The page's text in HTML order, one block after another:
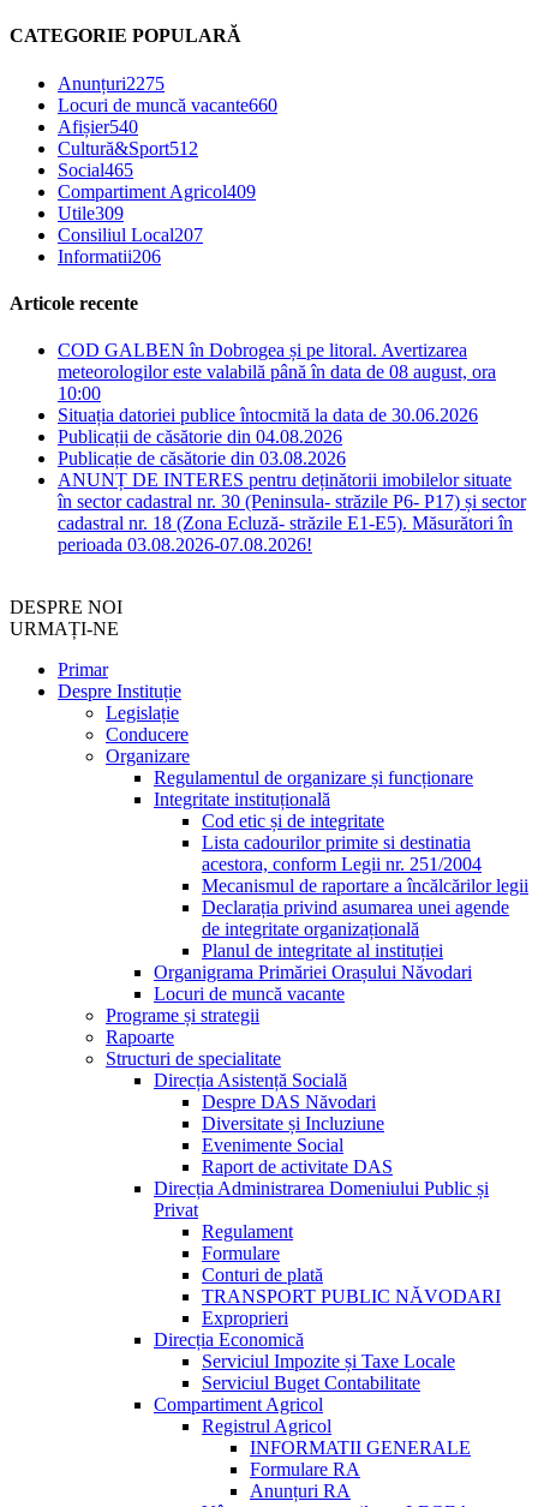
CATEGORIE POPULARĂ
Anunțuri2275
Locuri de muncă vacante660
Afișier540
Cultură&Sport512
Social465
Compartiment Agricol409
Utile309
Consiliul Local207
Informatii206
Articole recente
COD GALBEN în Dobrogea și pe litoral. Avertizarea
meteorologilor este valabilă până în data de 08 august, ora
10:00
Situația datoriei publice întocmită la data de 30.06.2026
Publicații de căsătorie din 04.08.2026
Publicație de căsătorie din 03.08.2026
ANUNȚ DE INTERES pentru deținătorii imobilelor situate
în sector cadastral nr. 30 (Peninsula- străzile P6- P17) și sector
cadastral nr. 18 (Zona Ecluză- străzile E1-E5). Măsurători în
perioada 03.08.2026-07.08.2026!
DESPRE NOI
URMAȚI-NE
Primar
Despre Instituție
Legislație
Conducere
Organizare
Regulamentul de organizare și funcționare
Integritate instituțională
Cod etic și de integritate
Lista cadourilor primite si destinatia
acestora, conform Legii nr. 251/2004
Mecanismul de raportare a încălcărilor legii
Declarația privind asumarea unei agende
de integritate organizațională
Planul de integritate al instituției
Organigrama Primăriei Orașului Năvodari
Locuri de muncă vacante
Programe și strategii
Rapoarte
Structuri de specialitate
Direcția Asistență Socială
Despre DAS Năvodari
Diversitate și Incluziune
Evenimente Social
Raport de activitate DAS
Direcția Administrarea Domeniului Public și
Privat
Regulament
Formulare
Conturi de plată
TRANSPORT PUBLIC NĂVODARI
Exproprieri
Direcția Economică
Serviciul Impozite și Taxe Locale
Serviciul Buget Contabilitate
Compartiment Agricol
Registrul Agricol
INFORMATII GENERALE
Formulare RA
Anunțuri RA